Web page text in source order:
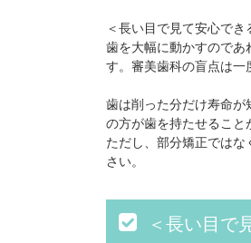
＜長い目で見て安心でき
歯を大幅に動かすので
す。審美歯科の盲点は一
歯は削った分だけ寿命
の方が歯を持たせること
ただし、部分矯正では
さい。
＜長い目で